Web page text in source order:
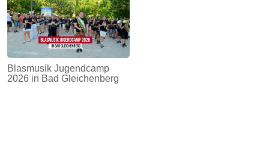
Blasmusik Jugendcamp
2026 in Bad Gleichenberg